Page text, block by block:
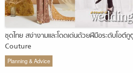
ชุดไทย สง่างามและโดดเด่นด้วยฝีมือระดับโอต์
Couture
Planning & Advice